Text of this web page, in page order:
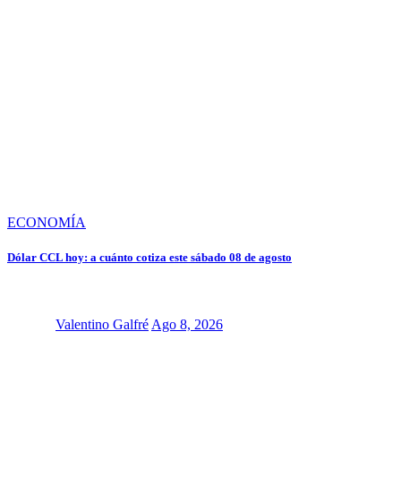
ECONOMÍA
Dólar CCL hoy: a cuánto cotiza este sábado 08 de agosto
Valentino GalfréAgo 8, 2026